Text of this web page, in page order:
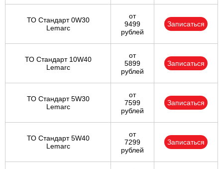
ТО Стандарт 0W30
Lemarc
от
9499
рублей
Записаться
ТО Стандарт 10W40
Lemarc
от
5899
рублей
Записаться
ТО Стандарт 5W30
Lemarc
от
7599
рублей
Записаться
ТО Стандарт 5W40
Lemarc
от
7299
рублей
Записаться